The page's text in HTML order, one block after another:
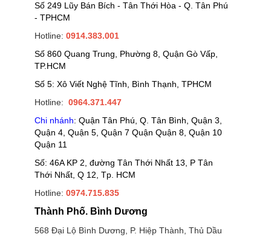
Số 249 Lũy Bán Bích - Tân Thới Hòa - Q. Tân Phú
- TPHCM
Hotline: 0914.383.001
Số 860 Quang Trung, Phường 8, Quận Gò Vấp,
TP.HCM
Số 5: Xô Viết Nghệ Tĩnh, Bình Thạnh, TPHCM
Hotline: 0964.371.447
Chi nhánh: Quận Tân Phú, Q. Tân Bình, Quận 3,
Quận 4, Quận 5, Quận 7 Quận Quận 8, Quận 10
Quận 11
Số: 46A KP 2, đường Tân Thới Nhất 13, P Tân
Thới Nhất, Q 12, Tp. HCM
Hotline: 0974.715.835
Thành Phố. Bình Dương
568 Đại Lộ Bình Dương, P. Hiệp Thành, Thủ Dầu